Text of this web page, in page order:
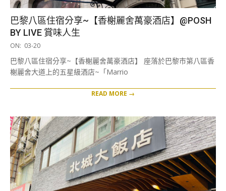
巴黎八區住宿分享~【香榭麗舍萬豪酒店】@POSH
BY LIVE 賞味人生
2020-
20
ON: 03-20
巴黎八區住宿分享~【香榭麗舍萬豪酒店】 座落於巴黎市第八區香
榭麗舍大道上的五星級酒店~「Marrio
READ MORE →